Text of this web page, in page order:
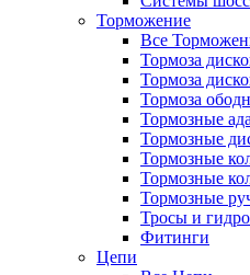
Торможение
Все
Тормоза
Тормоза
Тормоза
Тормозные
Тормозные
Тормозные
Тормозные
Тормозные
Тросы и
Фитинги
Цепи